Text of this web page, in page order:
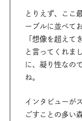
とりえず、ここ
ーブルに並べて
「想像を超えて
と言ってくれま
に、凝り性なの
ね。
インタビューが
ごすことの多い